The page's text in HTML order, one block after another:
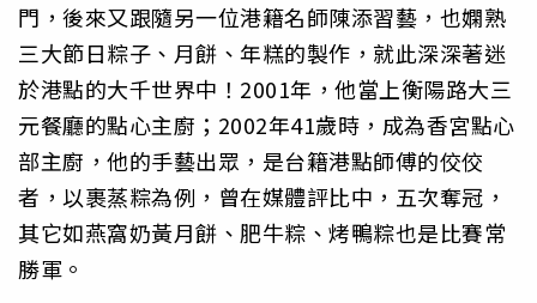
門，後來又跟隨另一位港籍名師陳添習藝，也嫻熟
三大節日粽子、月餅、年糕的製作，就此深深著迷
於港點的大千世界中！2001年，他當上衡陽路大三
元餐廳的點心主廚；2002年41歲時，成為香宮點心
部主廚，他的手藝出眾，是台籍港點師傅的佼佼
者，以裹蒸粽為例，曾在媒體評比中，五次奪冠，
其它如燕窩奶黃月餅、肥牛粽、烤鴨粽也是比賽常
勝軍。